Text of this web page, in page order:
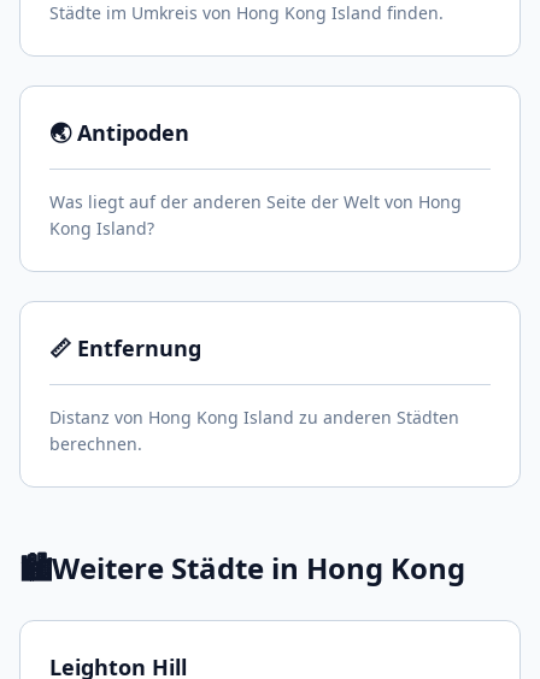
Städte im Umkreis von Hong Kong Island finden.
🌏 Antipoden
Was liegt auf der anderen Seite der Welt von Hong
Kong Island?
📏 Entfernung
Distanz von Hong Kong Island zu anderen Städten
berechnen.
🏙️Weitere Städte in Hong Kong
Leighton Hill